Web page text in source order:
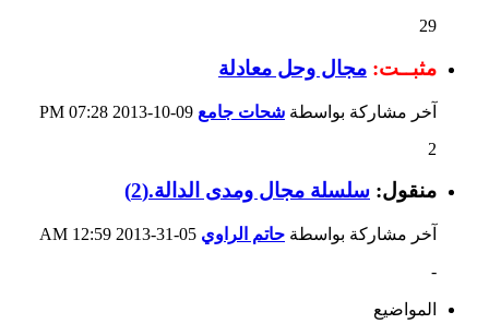
29
مثبــت: مجال وحل معادلة
آخر مشاركة بواسطة شحات جامع
07:28 PM
2
منقول: سلسلة مجال ومدى الدالة.(2)
آخر مشاركة بواسطة حاتم الراوي
12:59 AM
-
المواضيع